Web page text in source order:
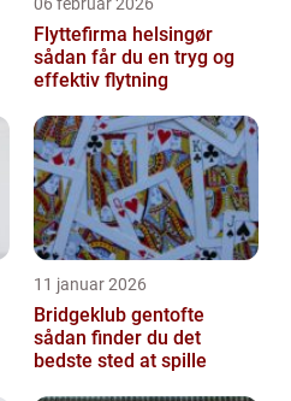
Flyttefirma helsingør
sådan får du en tryg og
effektiv flytning
11 januar 2026
Bridgeklub gentofte
sådan finder du det
bedste sted at spille